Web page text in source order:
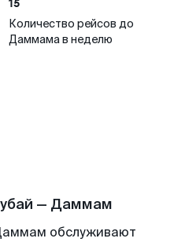
15
Количество рейсов до
Даммама в неделю
— Даммам
обслуживают